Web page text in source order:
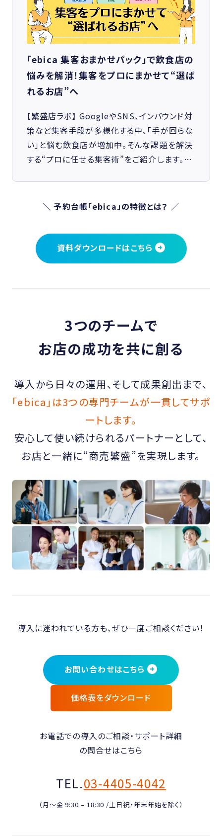
「ebica 集客おまかせパック」で飲食店の
悩みを解消！集客をプロにまかせて“選ば
れるお店”へ
【繁盛店ラボ】 GoogleやSNS、インバウンド対
策など集客手段が多様化する中、「手が回らな
い」と悩む飲食店が増加中。そんな課題を解決
する“プロに任せる集客術”をご紹介します。…
＼ 予約台帳「ebica」の特徴とは？ ／
資料ダウンロードはこちら
3つのチームで
お店の成功を共に創る
導入から日々の運用、そして成果創出まで、
「ebica」は3つの専門チームが一貫してサポ
ートします。
安心して使い続けられるパートナーとして、
お店と一緒に“商売繁盛”を実現します。
導入に迷われている方も、ぜひ一度ご相談ください！
お問い合わせはこちら
価格表をダウンロード
お電話での導入のご相談・サポート詳細
の問合せはこちら
TEL.03-4405-4042
（月〜金 9:30 – 18:30 /土日祝・年末年始を除く）